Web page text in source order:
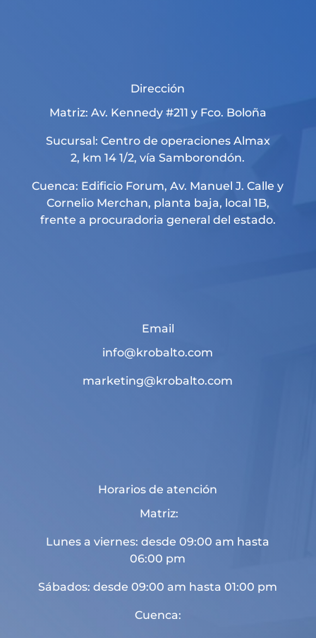
Dirección
Matriz: Av. Kennedy #211 y Fco. Boloña
Sucursal: Centro de operaciones Almax
2, km 14 1/2, vía Samborondón.
Cuenca: Edificio Forum, Av. Manuel J. Calle y
Cornelio Merchan, planta baja, local 1B,
frente a procuradoria general del estado.
Email
info@krobalto.com
marketing@krobalto.com
Horarios de atención
Matriz:
Lunes a viernes: desde 09:00 am hasta
06:00 pm
Sábados: desde 09:00 am hasta 01:00 pm
Cuenca: